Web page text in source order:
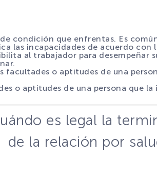
condición que enfrentas. Es
las incapacidades de acuerdo con
al trabajador para
facultades o aptitudes de una
o aptitudes de una persona que
es legal la
de la relación por